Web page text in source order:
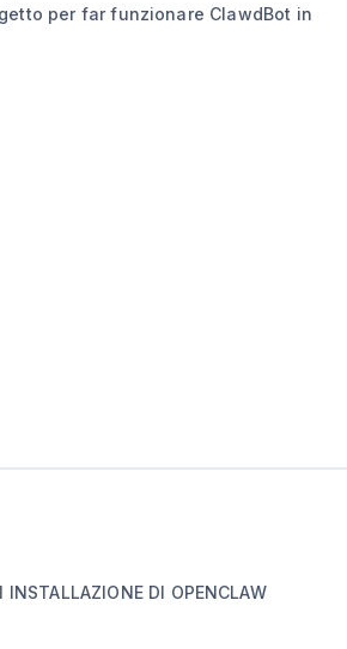
per far funzionare ClawdBot in
INSTALLAZIONE DI OPENCLAW